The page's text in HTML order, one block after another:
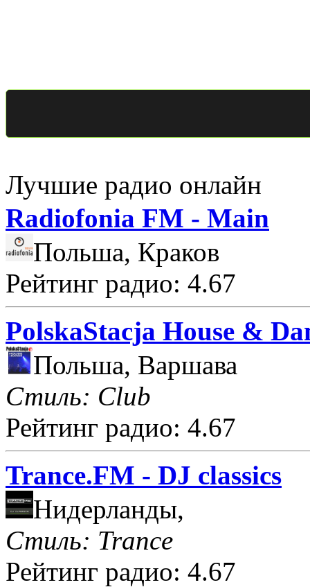
Лучшие радио онлайн
Radiofonia FM - Main
Польша, Краков
Рейтинг радио: 4.67
PolskaStacja House &
Польша, Варшава
Стиль: Club
Рейтинг радио: 4.67
Trance.FM - DJ classics
Нидерланды,
Стиль: Trance
Рейтинг радио: 4.67